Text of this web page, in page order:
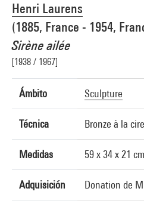
Henri Laurens
(1885, France - 1954,
Sirène ailée
[1938 / 1967]
Ámbito Sculpture
Técnica Bronze à la
Medidas 59 x 34 x 21 cm
Adquisición Donation de